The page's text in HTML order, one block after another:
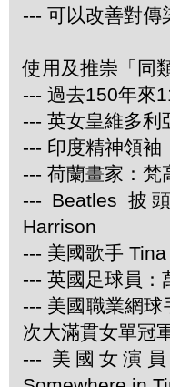
--- 可以改善對傳
使用及推崇「同
--- 過去150年來
--- 英女皇維多利
--- 印度精神領
--- 荷蘭畫家：
--- Beatles 披
Harrison
--- 美國歌手
--- 英國足球員：
--- 美國職業網
次大滿貫女單冠軍
--- 美國女演